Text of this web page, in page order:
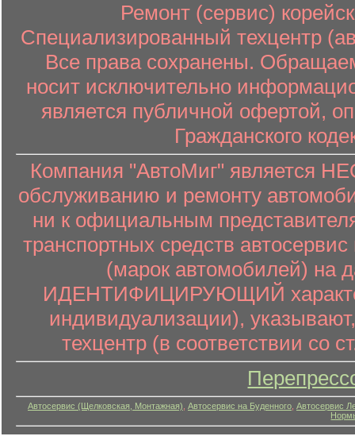
Ремонт (сервис)
Специализированный техцентр
Все права сохранены.
носит исключительно
является публичной офертой,
Гражданского
Компания "АвтоМиг" является
обслуживанию и ремонту
ни к официальным
транспортных средств
(марок автомобилей) на
ИДЕНТИФИЦИРУЮЩИЙ характер
индивидуализации),
техцентр (в соответствии со
Автосервис (Щелковская, Монтажная) Автосервис на Буденного Автосервис